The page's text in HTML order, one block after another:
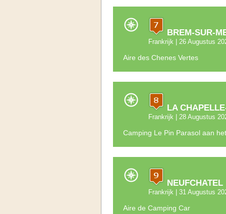
BREM-SUR-
Frankrijk| 26 Augustus
Aire des Chenes Vertes
LA
Frankrijk| 28 Augustus
Camping Le Pin Parasol aan
NEUFCHATEL
Frankrijk| 31 Augustus
Aire de Camping Car